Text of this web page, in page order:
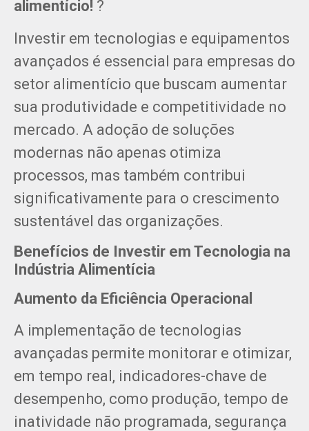
alimentício! ?
Investir em tecnologias e equipamentos
avançados é essencial para empresas do
setor alimentício que buscam aumentar
sua produtividade e competitividade no
mercado. A adoção de soluções
modernas não apenas otimiza
processos, mas também contribui
significativamente para o crescimento
sustentável das organizações.
Benefícios de Investir em Tecnologia na
Indústria Alimentícia
Aumento da Eficiência Operacional
A implementação de tecnologias
avançadas permite monitorar e otimizar,
em tempo real, indicadores-chave de
desempenho, como produção, tempo de
inatividade não programada, segurança